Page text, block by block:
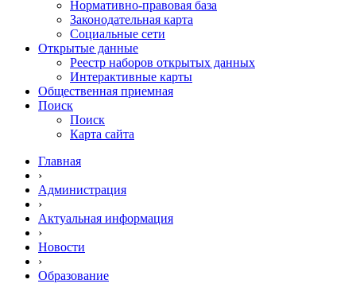
Нормативно-правовая база
Законодательная карта
Социальные сети
Открытые данные
Реестр наборов открытых данных
Интерактивные карты
Общественная приемная
Поиск
Поиск
Карта сайта
Главная
›
Администрация
›
Актуальная информация
›
Новости
›
Образование